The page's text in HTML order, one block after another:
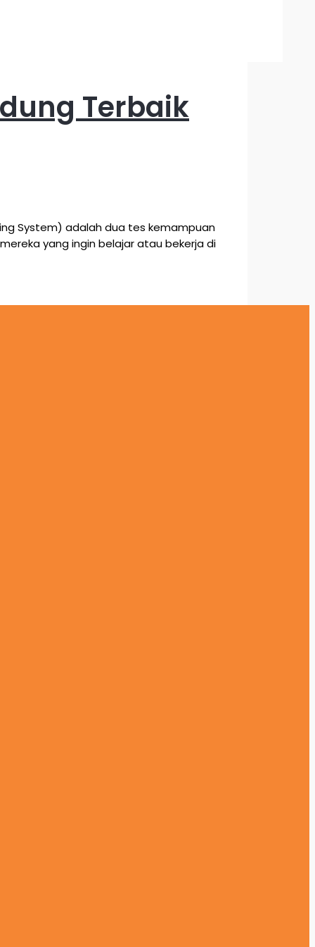
Terbaik
System) adalah dua tes kemampuan
yang ingin belajar atau bekerja di